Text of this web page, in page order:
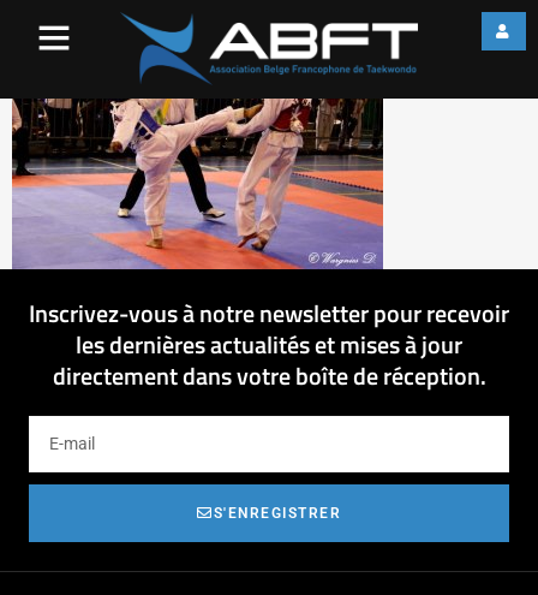
Inscrivez-vous à notre newsletter pour recevoir
les dernières actualités et mises à jour
directement dans votre boîte de réception.
S'ENREGISTRER